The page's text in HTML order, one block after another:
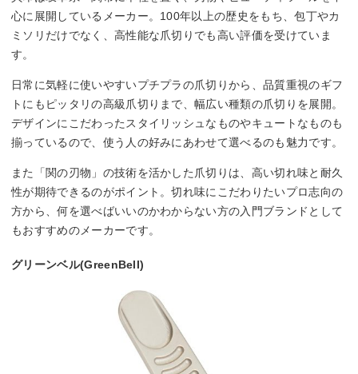
心に展開しているメーカー。100年以上の歴史をもち、包丁やカ
ミソリだけでなく、高性能な爪切りでも高い評価を受けていま
す。
日常に気軽に使いやすいプチプラの爪切りから、品質重視のギフ
トにもピッタリの高級爪切りまで、幅広い種類の爪切りを展開。
デザインにこだわったスタイリッシュなものやキュートなものも
揃っているので、使う人の好みにあわせて選べるのも魅力です。
また「関の刃物」の技術を活かした爪切りは、高い切れ味と耐久
性が期待できるのがポイント。切れ味にこだわりたいプロ志向の
方から、何を選べばいいのかわからない方の入門ブランドとして
もおすすめのメーカーです。
グリーンベル(GreenBell)